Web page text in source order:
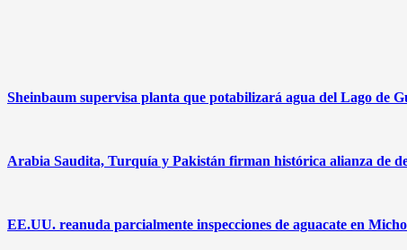
Sheinbaum supervisa planta que potabilizará agua del Lago de
Arabia Saudita, Turquía y Pakistán firman histórica alianza de
EE.UU. reanuda parcialmente inspecciones de aguacate en